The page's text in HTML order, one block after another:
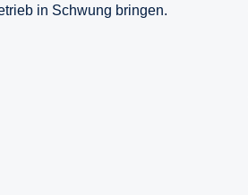
in Schwung bringen.